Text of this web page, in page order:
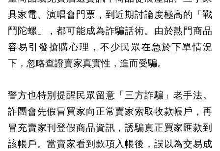
具家電、演唱會門票，到近期討論度極高的「戰
鬥陀螺」，都可能成為詐騙話術。由於熱門商品
容易引發搶購心理，不少民眾在急於下單情況
下，忽略查證賣家真實性，進而受騙。
警方也特別提醒民眾留意「三方詐騙」老手法。
詐團會先假冒買家向正常賣家索取收款帳戶，再
冒充賣家刊登假商品資訊，誘騙真正買家匯款到
該帳戶。當賣家看到款項入帳後，誤以為交易成